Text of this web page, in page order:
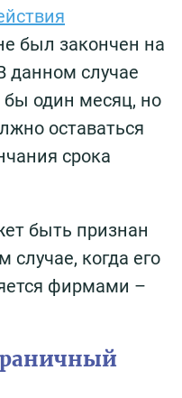
был закончен на
данном случае
бы один месяц, но
оставаться
срока
быть признан
когда его
фирмами –